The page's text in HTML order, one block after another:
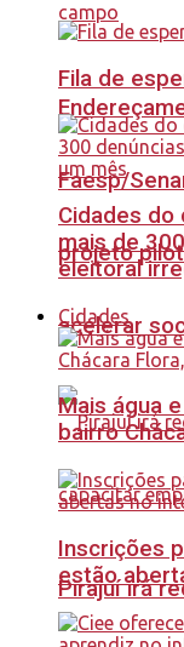
Faesp/
projeto
acelerar
Pirajuí irá
Fila de
Cidades
mais de
eleitoral
Cidades
Mais água
bairro
Inscrições
estão